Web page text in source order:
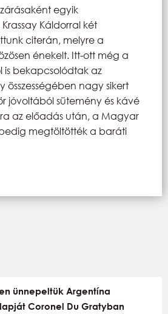
egyik
Káldorral két
citerán, melyre a
énekelt. Itt-ott még a
is bekapcsolódtak az
összességében nagy sikert
jóvoltából sütemény és kávé
az előadás után, a Magyar
megtöltötték a baráti
ünnepeltük Argentína
Coronel Du Gratyban